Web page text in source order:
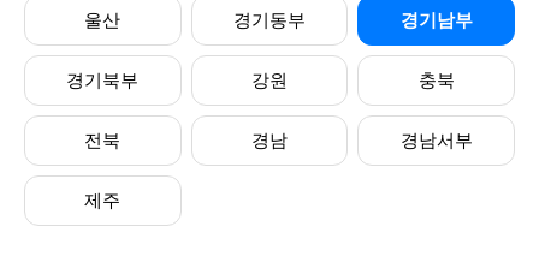
울산 경기동부 경기남부
경기북부 강원 충북
전북 경남 경남서부
제주